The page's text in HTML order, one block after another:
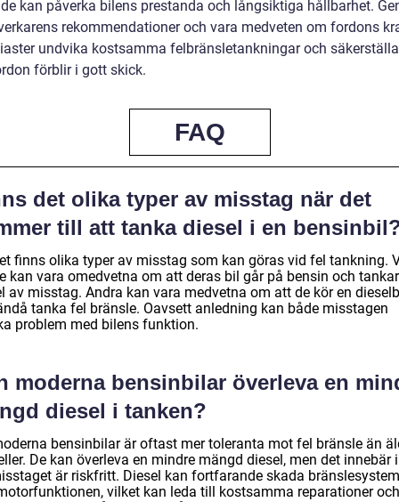
kan påverka bilens prestanda och långsiktiga hållbarhet.
rekommendationer och vara medveten om fordons
undvika kostsamma felbränsletankningar och
förblir i gott skick.
FAQ
det olika typer av misstag när det
till att tanka diesel i en
finns olika typer av misstag som kan göras vid fel tankning.
kan vara omedvetna om att deras bil går på bensin och tankar
av misstag. Andra kan vara medvetna om att de kör en
tanka fel bränsle. Oavsett anledning kan både misstagen
problem med bilens funktion.
moderna bensinbilar överleva en
diesel i tanken?
bensinbilar är oftast mer toleranta mot fel bränsle än
De kan överleva en mindre mängd diesel, men det innebär
är riskfritt. Diesel kan fortfarande skada
vilket kan leda till kostsamma reparationer och